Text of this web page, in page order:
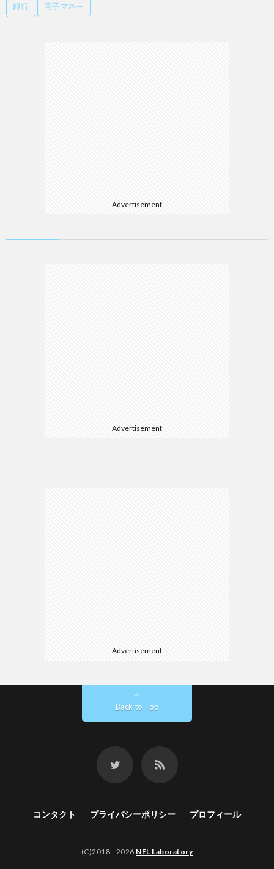
銀行 電子マネー
Advertisement
Advertisement
Advertisement
Back to Top
コンタクト プライバシーポリシー プロフィール
(C)2018 - 2026 NEL Laboratory